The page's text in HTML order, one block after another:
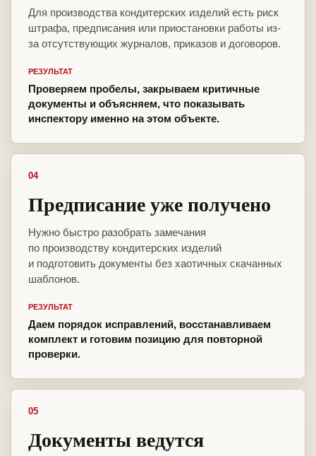
Для производства кондитерских изделий есть риск
штрафа, предписания или приостановки работы из-
за отсутствующих журналов, приказов и договоров.
РЕЗУЛЬТАТ
Проверяем пробелы, закрываем критичные
документы и объясняем, что показывать
инспектору именно на этом объекте.
04
Предписание уже получено
Нужно быстро разобрать замечания
по производству кондитерских изделий
и подготовить документы без хаотичных скачанных
шаблонов.
РЕЗУЛЬТАТ
Даем порядок исправлений, восстанавливаем
комплект и готовим позицию для повторной
проверки.
05
Документы ведутся